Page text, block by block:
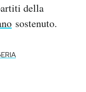
della
sostenuto.